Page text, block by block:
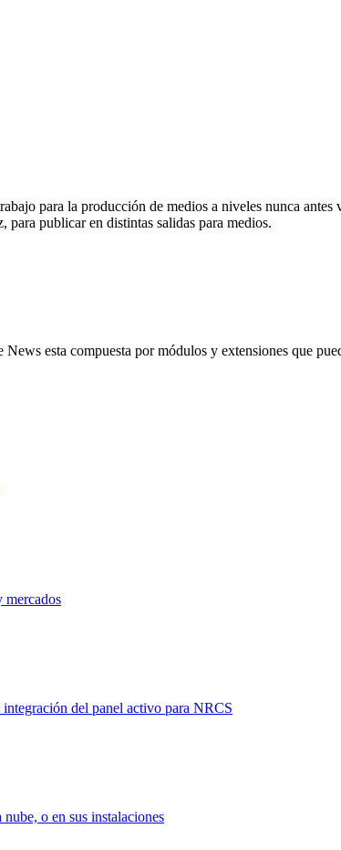
para la producción de medios a niveles nunca
publicar en distintas salidas para medios.
esta compuesta por módulos y extensiones que
mercados
del panel activo para NRCS
o en sus instalaciones